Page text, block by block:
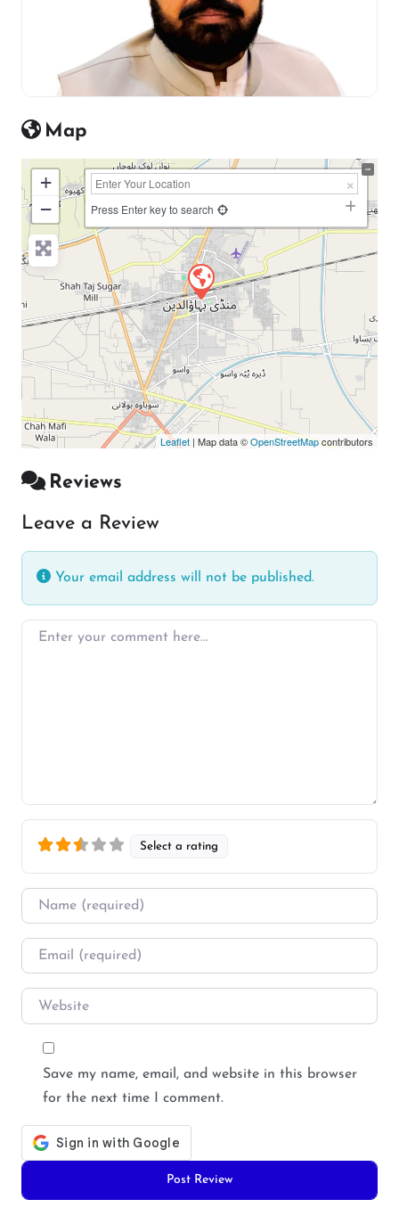
Map
+
−
Press Enter key to search
Leaflet | Map data ©OpenStreetMapcontributors
Reviews
Leave a Review
Your email address will not be published.
Enter your comment here…
Select a rating
Name
Email
Website
Save my name, email, and website in this browser
for the next time I comment.